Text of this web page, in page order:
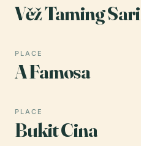
Věž Taming Sari
PLACE
A Famosa
PLACE
Bukit Cina